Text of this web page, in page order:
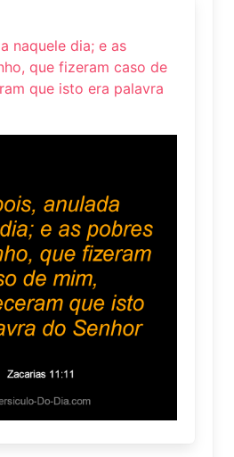
naquele dia; e as
que fizeram caso de
que isto era palavra